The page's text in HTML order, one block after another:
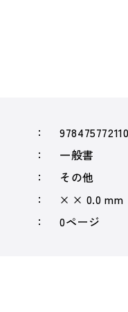
一般書
その他
× × 0.0 mm
0ページ